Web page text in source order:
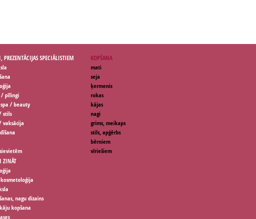
PREZENTĀCIJAS SPECIĀLISTIEM
/ pīlingi
/ beauty
stils
KOPŠANA
mati
seja
ķermenis
rokas
kājas
nagi
grims, meikaps
stils, apģērbs
bērniem
vīriešiem
ZINĀT
nagu dizains
kopšana